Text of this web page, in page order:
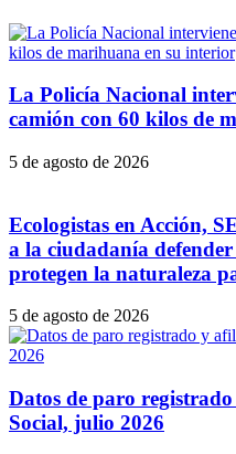
La Policía Nacional
camión con 60 kilos de
5 de agosto de 2026
Ecologistas en Acción,
a la ciudadanía
protegen la naturaleza
5 de agosto de 2026
Datos de paro
Social, julio 2026